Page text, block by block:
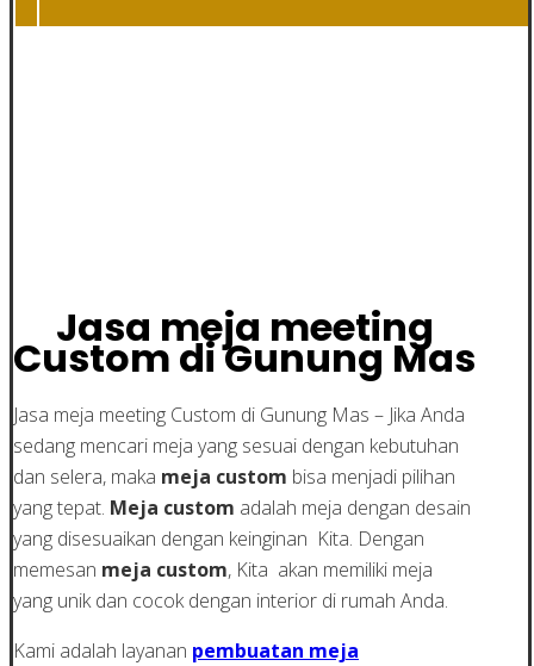
Jasa meja meeting
Custom di Gunung Mas
Jasa meja meeting Custom di Gunung Mas – Jika Anda
sedang mencari meja yang sesuai dengan kebutuhan
dan selera, maka meja custom bisa menjadi pilihan
yang tepat. Meja custom adalah meja dengan desain
yang disesuaikan dengan keinginan Kita. Dengan
memesan meja custom, Kita akan memiliki meja
yang unik dan cocok dengan interior di rumah Anda.
Kami adalah layanan pembuatan meja